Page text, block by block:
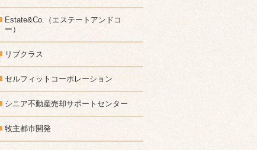
Estate&Co.（エステートアンドコ
ー）
リブクラス
セルフィットコーポレーション
シニア不動産売却サポートセンター
牧主都市開発